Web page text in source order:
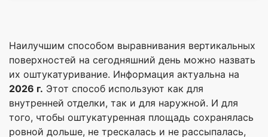
Наилучшим способом выравнивания вертикальных
поверхностей на сегодняшний день можно назвать
их оштукатуривание. Информация актуальна на
2026 г. Этот способ используют как для
внутренней отделки, так и для наружной. И для
того, чтобы оштукатуренная площадь сохранялась
ровной дольше, не трескалась и не рассыпалась,